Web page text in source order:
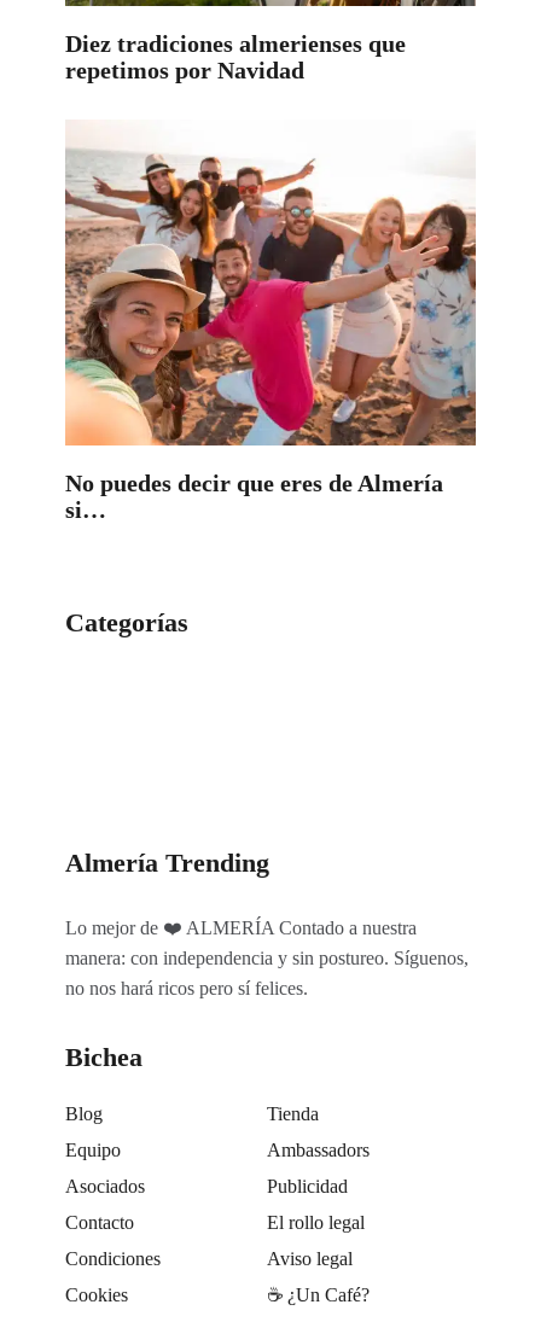
Diez tradiciones almerienses que
repetimos por Navidad
No puedes decir que eres de Almería
si…
Categorías
Almería Trending
Lo mejor de ❤️ ALMERÍA Contado a nuestra
manera: con independencia y sin postureo. Síguenos,
no nos hará ricos pero sí felices.
Bichea
Blog
Tienda
Equipo
Ambassadors
Asociados
Publicidad
Contacto
El rollo legal
Condiciones
Aviso legal
Cookies
☕️ ¿Un Café?